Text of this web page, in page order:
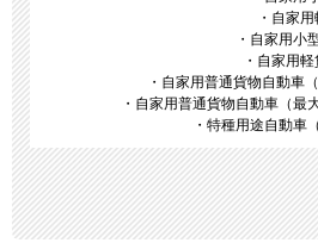
・自家
・自家用小
・自家用
・自家用普通貨物自動車
・自家用普通貨物自動車（最
・特種用途自動車